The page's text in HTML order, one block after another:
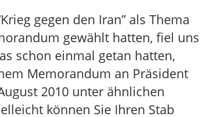
gegen den Iran” als Thema
gewählt hatten, fiel uns
schon einmal getan hatten,
Memorandum an Präsident
2010 unter ähnlichen
können Sie Ihren Stab